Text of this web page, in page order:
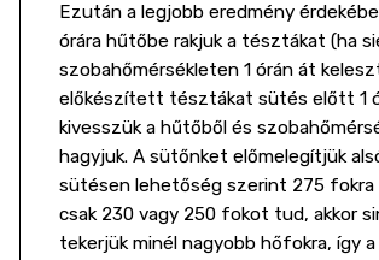
Ezután a legjobb eredmény
órára hűtőbe rakjuk a tésztákat (ha
szobahőmérsékleten 1 órán át
előkészített tésztákat sütés előtt 1
kivesszük a hűtőből és
hagyjuk. A sütőnket előmelegítjük
sütésen lehetőség szerint 275 fokra
csak 230 vagy 250 fokot tud, akkor
tekerjük minél nagyobb hőfokra, így